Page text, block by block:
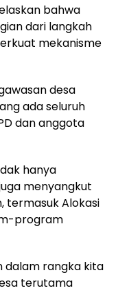
bahwa
dari langkah
mekanisme
desa
ada seluruh
dan anggota
hanya
menyangkut
termasuk Alokasi
program
dalam rangka kita
terutama